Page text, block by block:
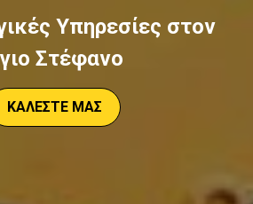
Υπηρεσίες στον
Στέφανο
ΚΑΛΕΣΤΕ ΜΑΣ